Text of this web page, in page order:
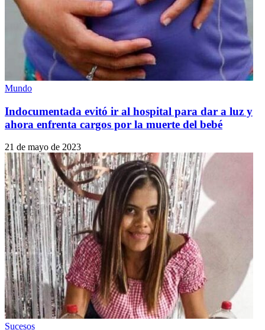
Mundo
Indocumentada evitó ir al hospital para dar a luz y
ahora enfrenta cargos por la muerte del bebé
21 de mayo de 2023
Sucesos